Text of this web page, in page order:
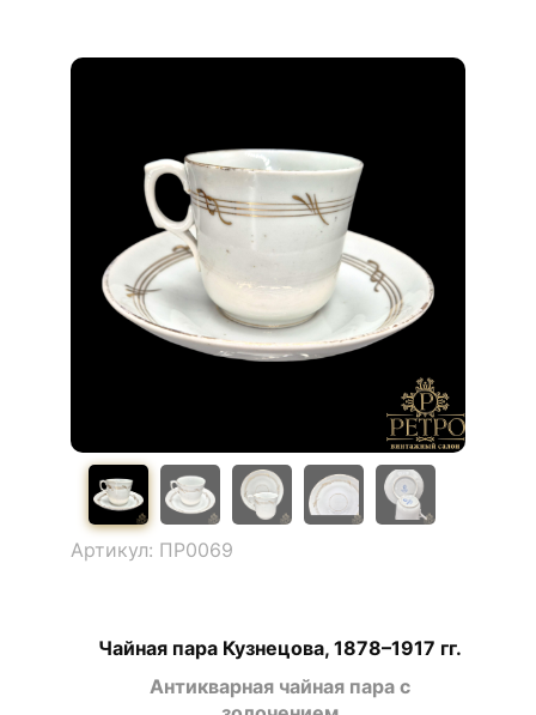
Чайная пара Кузнецова, 1878–1917 гг.
Антикварная чайная пара с
Артикул: ПР0069